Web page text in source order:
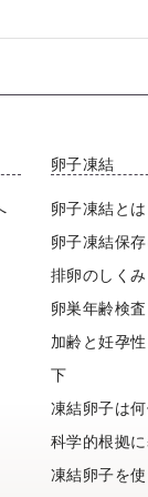
卵子凍結
卵子凍結とは
卵子凍結保
排卵のしくみ
卵巣年齢検
加齢と妊孕
下
凍結卵子は
科学的根拠
凍結卵子を